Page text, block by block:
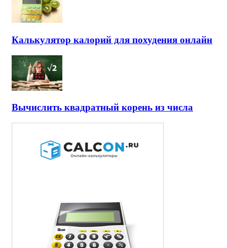
Калькулятор калорий для похудения онлайн
Вычислить квадратный корень из числа